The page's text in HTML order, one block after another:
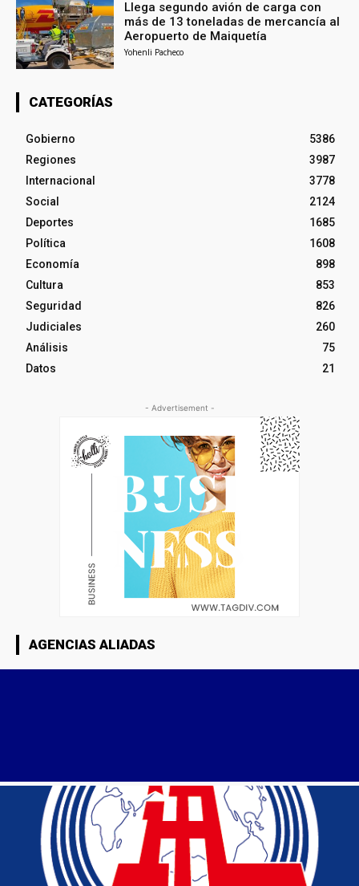
Llega segundo avión de carga con
más de 13 toneladas de mercancía al
Aeropuerto de Maiquetía
Yohenli Pacheco
CATEGORÍAS
Gobierno
5386
Regiones
3987
Internacional
3778
Social
2124
Deportes
1685
Política
1608
Economía
898
Cultura
853
Seguridad
826
Judiciales
260
Análisis
75
Datos
21
- Advertisement -
AGENCIAS ALIADAS